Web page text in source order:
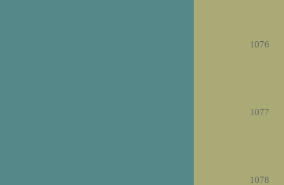
1076
1077
1078